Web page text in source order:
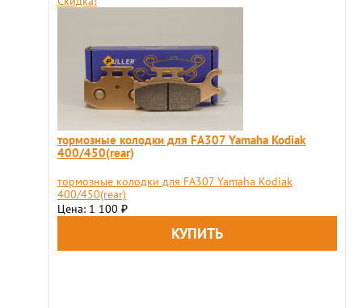
тормозные колодки для FA307 Yamaha Kodiak
400/450(rear)
тормозные колодки для FA307 Yamaha Kodiak
400/450(rear)
Цена: 1 100 ₽